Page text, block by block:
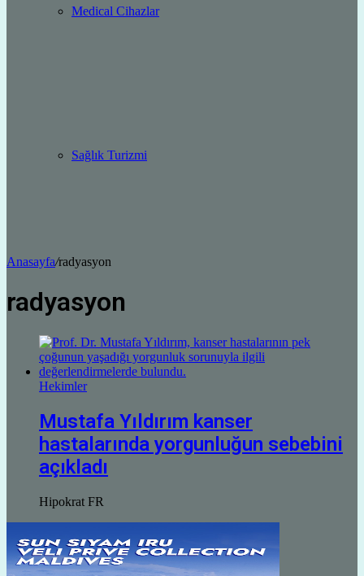
Medical Cihazlar
Sağlık Turizmi
Anasayfa/radyasyon
radyasyon
Hekimler
Mustafa Yıldırım kanser
hastalarında yorgunluğun sebebini
açıkladı
Hipokrat FR